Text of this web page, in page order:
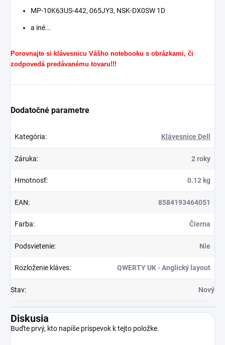
MP-10K63US-442, 065JY3, NSK-DX0SW 1D
a iné...
Porovnajte si klávesnicu Vášho notebooku s obrázkami, či
zodpovedá predávanému tovaru!!!
Dodatočné parametre
Kategória: Klávesnice Dell
Záruka: 2 roky
Hmotnosť: 0.12 kg
EAN: 8584193464051
Farba: Čierna
Podsvietenie: Nie
Rozloženie kláves: QWERTY UK - Anglický layout
Stav: Nový
Diskusia
Buďte prvý, kto napíše príspevok k tejto položke.